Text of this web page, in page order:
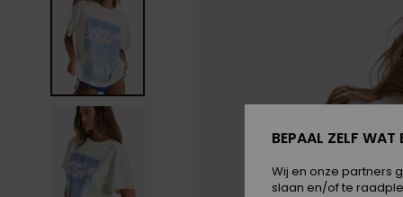
BEPAAL ZELF WAT
Wij en onze partners
slaan en/of te